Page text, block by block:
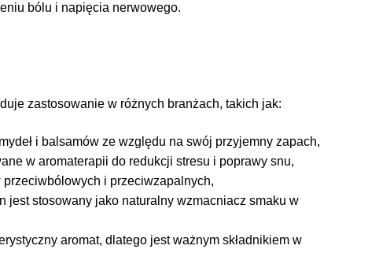
bólu i napięcia nerwowego.
zastosowanie w różnych branżach, takich jak:
i balsamów ze względu na swój przyjemny zapach,
w aromaterapii do redukcji stresu i poprawy snu,
i przeciwzapalnych,
jest stosowany jako naturalny wzmacniacz smaku w
aromat, dlatego jest ważnym składnikiem w